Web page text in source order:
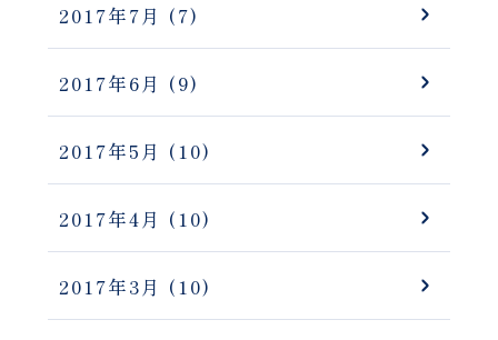
2017年7月 (7)
2017年6月 (9)
2017年5月 (10)
2017年4月 (10)
2017年3月 (10)